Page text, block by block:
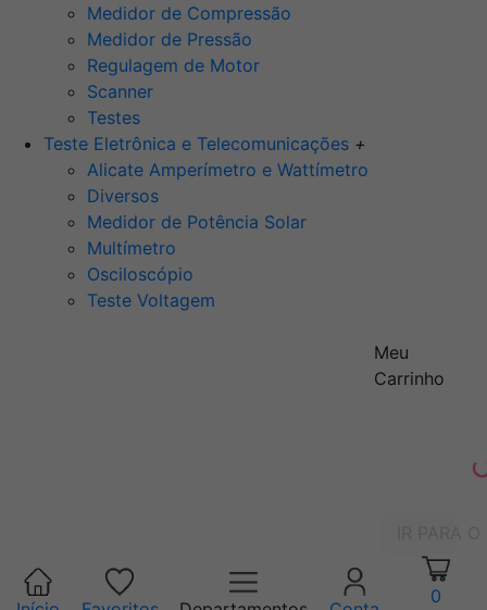
Medidor de Compressão
Medidor de Pressão
Regulagem de Motor
Scanner
Testes
Teste Eletrônica e Telecomunicações +
Alicate Amperímetro e Wattímetro
Diversos
Medidor de Potência Solar
Multímetro
Osciloscópio
Teste Voltagem
Meu
Carrinho
0